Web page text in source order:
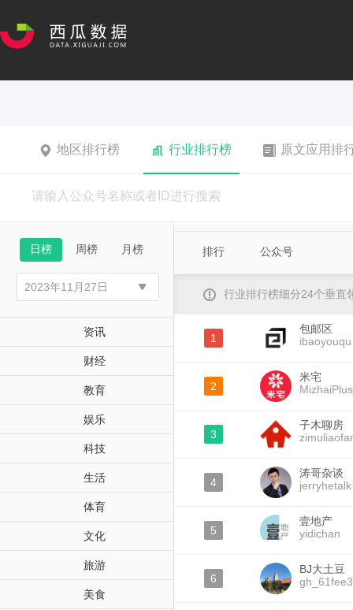
地区排行榜 行业排行榜 原文应用排
日榜 周榜 月榜
资讯
财经
教育
娱乐
科技
生活
体育
文化
旅游
美食
排行 公众号
行业排行榜细分24个垂直
1
包邮区
ibaoyouqu
2
米宅
MizhaiPlus
3
子木聊房
4
涛哥杂谈
jerryhetalk
5
壹地产
yidichan
6
BJ大土豆